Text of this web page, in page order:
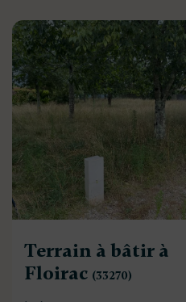
Terrain à bâtir à
Floirac (33270)